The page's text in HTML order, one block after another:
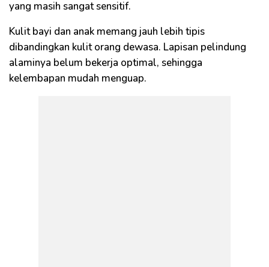
yang masih sangat sensitif.
Kulit bayi dan anak memang jauh lebih tipis
dibandingkan kulit orang dewasa. Lapisan pelindung
alaminya belum bekerja optimal, sehingga
kelembapan mudah menguap.